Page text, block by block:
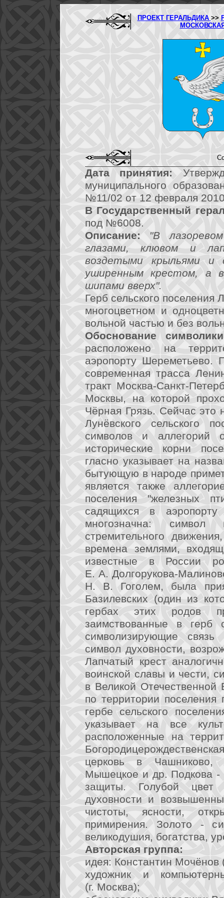
ПРОЕКТ ГЕРАЛЬДИКА >>
Дата принятия:
муниципального
№11/02 от 12 февраля
В Государственный
под №6008.
Описание:
"В
глазами, клювом и
воздетыми крыльями и
уширенным крестом, а
шипами вверх".
Герб сельского поселения
многоцветном и
вольной частью и без
Обоснование
расположено на
аэропорту Шереметьево.
современная трасса
тракт Москва-Санкт-
Москвы, на которой
Чёрная Грязь. Сейчас это
Лунёвского сельского
символов и аллегорий
исторические корни
гласно указывает на
бытующую в народе
является также
поселения "железных
садящихся в
многозначна:
стремительного
времена землями,
известные в России
Е. А. Долгорукова-
Н. В. Гоголем, была
Базилевских (один из
гербах этих родов
заимствованные в герб
символизирующие
символ духовности,
Лапчатый крест
воинской славы и чести,
в Великой
по территории
гербе сельского
указывает на все
расположенные на
церковь в Чашниково,
Мышецкое и др. Подкова -
защиты. Голубой цвет
духовности и
чистоты, ясности,
примирения. Золото -
великодушия, богатства,
Авторская группа:
идея: Константин Мочёнов
художник и
(г. Москва);